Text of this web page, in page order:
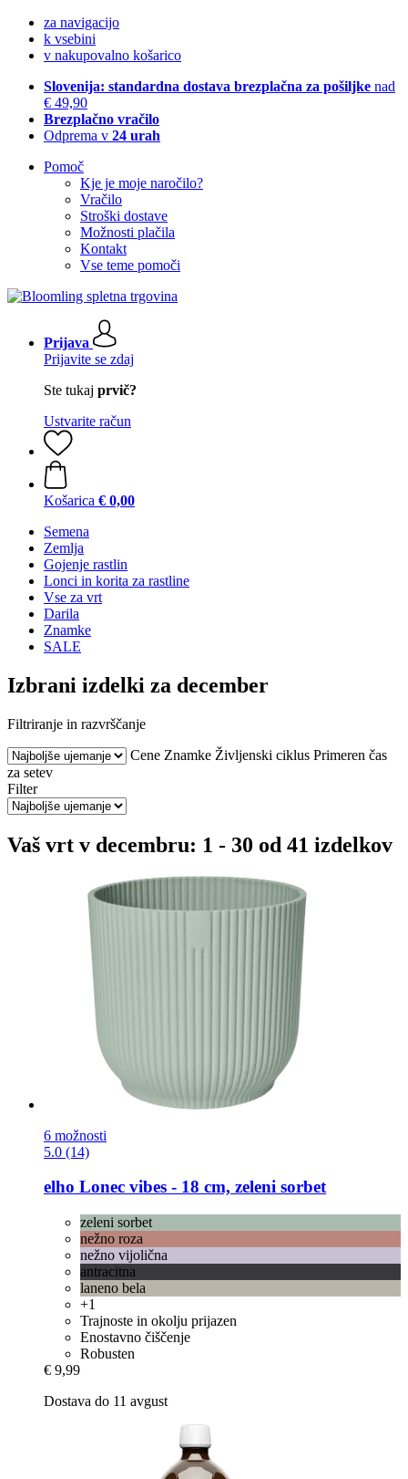
za navigacijo
k vsebini
v nakupovalno košarico
Slovenija: standardna dostava brezplačna za pošiljke nad
€ 49,90
Brezplačno vračilo
Odprema v 24 urah
Pomoč
Kje je moje naročilo?
Vračilo
Stroški dostave
Možnosti plačila
Kontakt
Vse teme pomoči
Prijava
Prijavite se zdaj
Ste tukaj prvič?
Ustvarite račun
Košarica € 0,00
Semena
Zemlja
Gojenje rastlin
Lonci in korita za rastline
Vse za vrt
Darila
Znamke
SALE
Izbrani izdelki za december
Filtriranje in razvrščanje
Cene Znamke Življenski ciklus Primeren čas
za setev
Filter
Vaš vrt v decembru: 1 - 30 od 41 izdelkov
6 možnosti
5.0 (14)
elho Lonec vibes -​ 18 cm, zeleni sorbet
zeleni sorbet
nežno roza
nežno vijolična
antracitna
laneno bela
+1
Trajnoste in okolju prijazen
Enostavno čiščenje
Robusten
€ 9,99
Dostava do 11 avgust